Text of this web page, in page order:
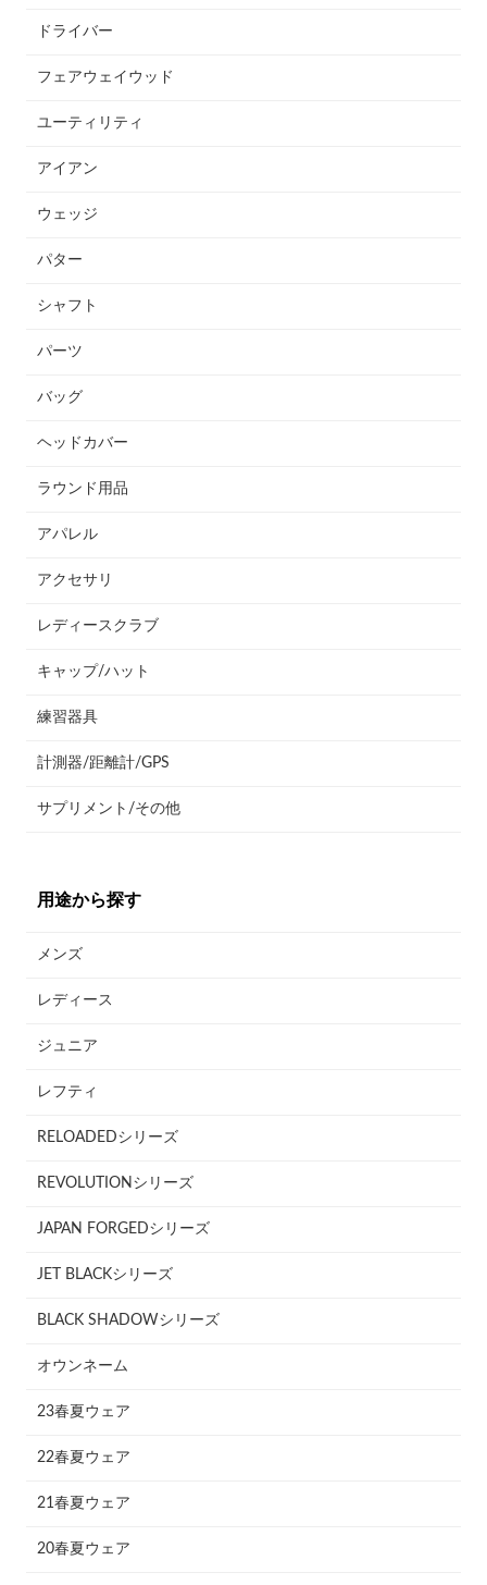
ドライバー
フェアウェイウッド
ユーティリティ
アイアン
ウェッジ
パター
シャフト
パーツ
バッグ
ヘッドカバー
ラウンド用品
アパレル
アクセサリ
レディースクラブ
キャップ/ハット
練習器具
計測器/距離計/GPS
サプリメント/その他
用途から探す
メンズ
レディース
ジュニア
レフティ
RELOADEDシリーズ
REVOLUTIONシリーズ
JAPAN FORGEDシリーズ
JET BLACKシリーズ
BLACK SHADOWシリーズ
オウンネーム
23春夏ウェア
22春夏ウェア
21春夏ウェア
20春夏ウェア